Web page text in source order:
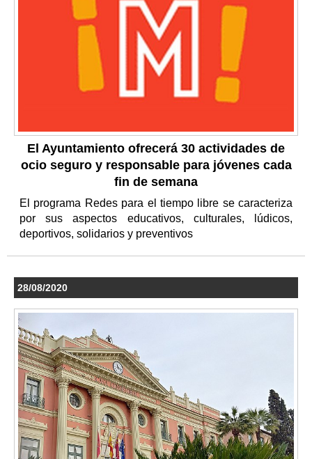
El Ayuntamiento ofrecerá 30 actividades de
ocio seguro y responsable para jóvenes cada
fin de semana
El programa Redes para el tiempo libre se caracteriza
por sus aspectos educativos, culturales, lúdicos,
deportivos, solidarios y preventivos
28/08/2020